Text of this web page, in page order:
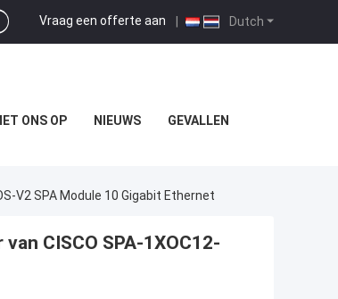
Dutch
Vraag een offerte aan |
ONS OP NIEUWS GEVALLEN
V2 SPA Module 10 Gigabit Ethernet
CISCO SPA-1XOC12-